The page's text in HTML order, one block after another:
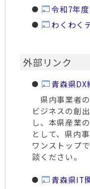
令和7年
わくわく
外部リンク
青森県DX
県内事業者
ビジネスの創
し、本県産業
として、県内
ワンストップ
談ください。
青森県IT